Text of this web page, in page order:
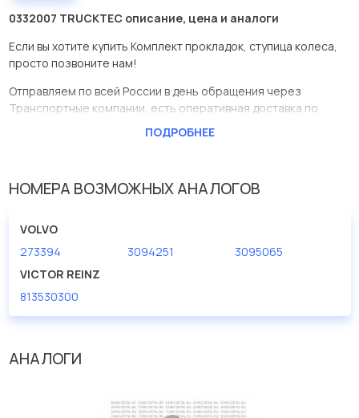
0332007 TRUCKTEC описание, цена и аналоги
Если вы хотите купить Комплект прокладок, ступица колеса,
просто позвоните нам!
Отправляем по всей России в день обращения через
Транспортные компании, есть оперативная доставка по
У данной детали есть аналоги с номерами, убедитесь сами.
Евродеталь представлены в большом ассортименте.
Мы продаем сертифицированные колодки тормозные
дисковые с гарантией от производителя TRUCKTEC.
Производитель
ПОДРОБНЕЕ
НОМЕРА ВОЗМОЖНЫХ АНАЛОГОВ
VOLVO
273394
3094251
3095065
VICTOR REINZ
813530300
АНАЛОГИ